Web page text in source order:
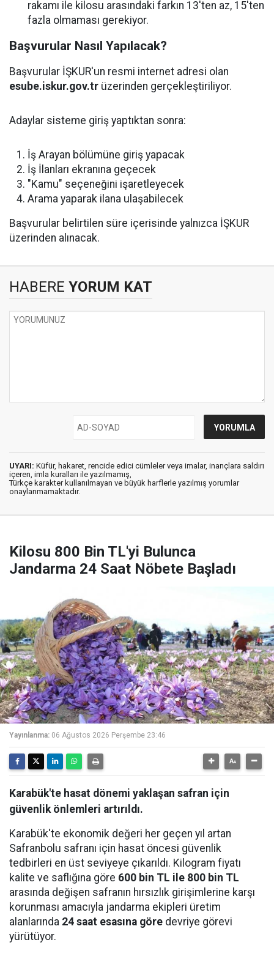
rakamı ile kilosu arasındaki farkın 13'ten az, 15'ten
fazla olmaması gerekiyor.
Başvurular Nasıl Yapılacak?
Başvurular İŞKUR'un resmi internet adresi olan
esube.iskur.gov.tr üzerinden gerçekleştiriliyor.
Adaylar sisteme giriş yaptıktan sonra:
İş Arayan bölümüne giriş yapacak
İş İlanları ekranına geçecek
"Kamu" seçeneğini işaretleyecek
Arama yaparak ilana ulaşabilecek
Başvurular belirtilen süre içerisinde yalnızca İŞKUR
üzerinden alınacak.
HABERE YORUM KAT
UYARI: Küfür, hakaret, rencide edici cümleler veya imalar, inançlara saldırı
içeren, imla kuralları ile yazılmamış,
Türkçe karakter kullanılmayan ve büyük harflerle yazılmış yorumlar
onaylanmamaktadır.
Kilosu 800 Bin TL'yi Bulunca
Jandarma 24 Saat Nöbete Başladı
Yayınlanma: 06 Ağustos 2026 Perşembe 23:46
Karabük'te hasat dönemi yaklaşan safran için
güvenlik önlemleri artırıldı.
Karabük'te ekonomik değeri her geçen yıl artan
Safranbolu safranı için hasat öncesi güvenlik
tedbirleri en üst seviyeye çıkarıldı. Kilogram fiyatı
kalite ve saflığına göre 600 bin TL ile 800 bin TL
arasında değişen safranın hırsızlık girişimlerine karşı
korunması amacıyla jandarma ekipleri üretim
alanlarında 24 saat esasına göre devriye görevi
yürütüyor.